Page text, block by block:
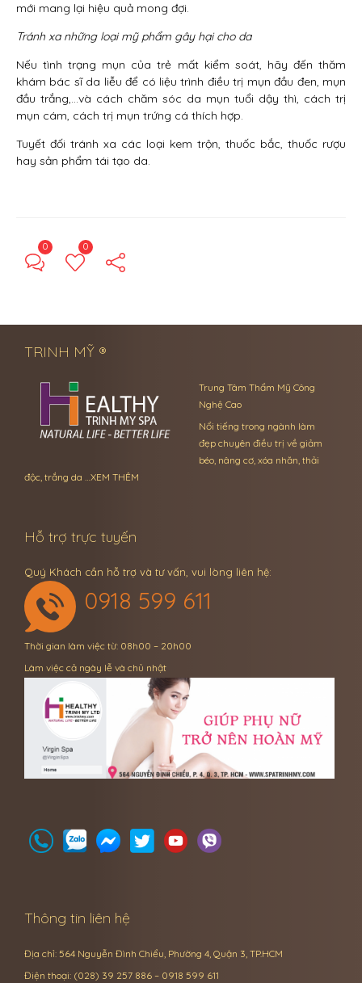
mới mang lại hiệu quả mong đợi.
Tránh xa những loại mỹ phẩm gây hại cho da
Nếu tình trạng mụn của trẻ mất kiểm soát, hãy đến thăm
khám bác sĩ da liễu để có liệu trình điều trị mụn đầu đen, mụn
đầu trắng,…và cách chăm sóc da mụn tuổi dậy thì, cách trị
mụn cám, cách trị mụn trứng cá thích hợp.
Tuyết đối tránh xa các loại kem trộn, thuốc bắc, thuốc rượu
hay sản phẩm tái tạo da.
0 0
TRINH MỸ ®
Trung Tâm Thẩm Mỹ Công
Nghệ Cao
Nổi tiếng trong ngành làm
đẹp chuyên điều trị về giảm
béo, nâng cơ, xóa nhăn, thải
độc, trắng da …XEM THÊM
Hỗ trợ trực tuyến
Quý Khách cần hỗ trợ và tư vấn, vui lòng liên hệ:
0918 599 611
Thời gian làm việc từ: 08h00 – 20h00
Làm việc cả ngày lễ và chủ nhật
Thông tin liên hệ
Địa chỉ: 564 Nguyễn Đình Chiểu, Phường 4, Quận 3, TP.HCM
Điện thoại: (028) 39 257 886 – 0918 599 611